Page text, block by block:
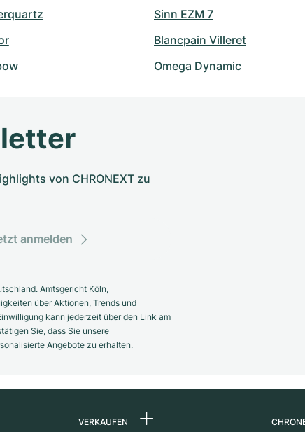
Sinn EZM 7
Blancpain Villeret
Omega Dynamic
von CHRONEXT zu
anmelden
Amtsgericht Köln,
über Aktionen, Trends und
kann jederzeit über den Link am
Sie, dass Sie unsere
Angebote zu erhalten.
VERKAUFEN